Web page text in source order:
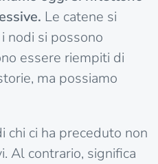
Le catene si
nodi si possono
essere riempiti di
ma possiamo
chi ci ha preceduto non
Al contrario, significa